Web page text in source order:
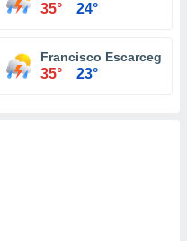
35° 24°
Francisco Escarcega
35° 23°